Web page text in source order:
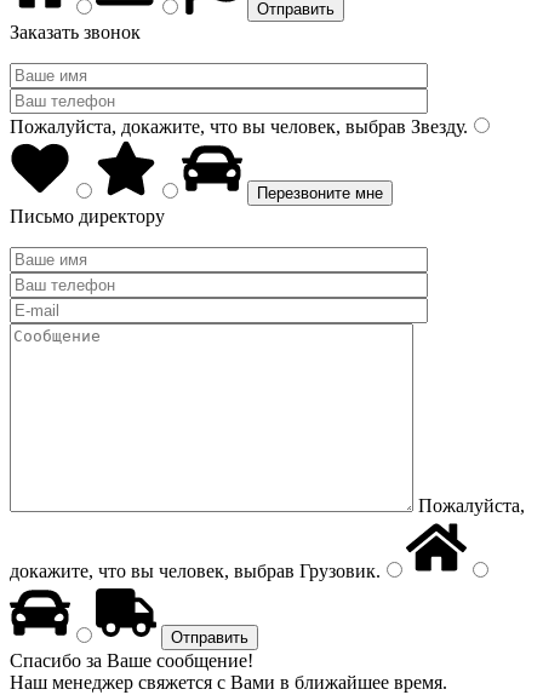
Заказать звонок
Пожалуйста, докажите, что вы человек, выбрав Звезду.
Письмо директору
Пожалуйста,
докажите, что вы человек, выбрав Грузовик.
Спасибо за Ваше сообщение!
Наш менеджер свяжется с Вами в ближайшее время.